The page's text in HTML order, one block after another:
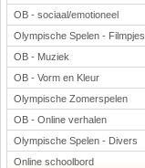
OB - sociaal/emotioneel
Olympische Spelen - Filmpjes
OB - Muziek
OB - Vorm en Kleur
Olympische Zomerspelen
OB - Online verhalen
Olympische Spelen - Divers
Online schoolbord